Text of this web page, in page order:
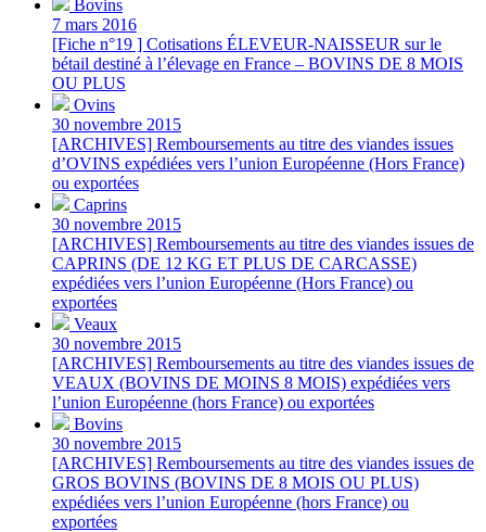
Bovins
7 mars 2016
[Fiche n°19 ] Cotisations ÉLEVEUR-NAISSEUR sur le
bétail destiné à l’élevage en France – BOVINS DE 8 MOIS
OU PLUS
Ovins
30 novembre 2015
[ARCHIVES] Remboursements au titre des viandes issues
d’OVINS expédiées vers l’union Européenne (Hors France)
ou exportées
Caprins
30 novembre 2015
[ARCHIVES] Remboursements au titre des viandes issues de
CAPRINS (DE 12 KG ET PLUS DE CARCASSE)
expédiées vers l’union Européenne (Hors France) ou
exportées
Veaux
30 novembre 2015
[ARCHIVES] Remboursements au titre des viandes issues de
VEAUX (BOVINS DE MOINS 8 MOIS) expédiées vers
l’union Européenne (hors France) ou exportées
Bovins
30 novembre 2015
[ARCHIVES] Remboursements au titre des viandes issues de
GROS BOVINS (BOVINS DE 8 MOIS OU PLUS)
expédiées vers l’union Européenne (hors France) ou
exportées